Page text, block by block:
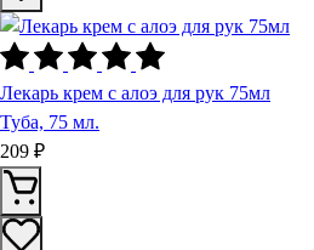
Лекарь крем с алоэ для рук 75мл
Туба, 75 мл.
209 ₽